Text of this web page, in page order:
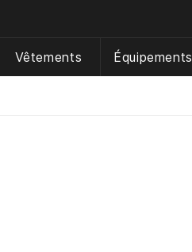
Vêtements Équipements